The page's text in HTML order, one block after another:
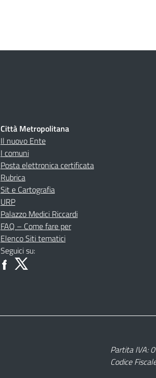
Città Metropolitana
Il nuovo Ente
I comuni
Posta elettronica certificata
Rubrica
Sit e Cartografia
URP
Palazzo Medici Riccardi
FAQ – Come fare per
Elenco Siti tematici
Seguici su:
Partita IVA:
Codice